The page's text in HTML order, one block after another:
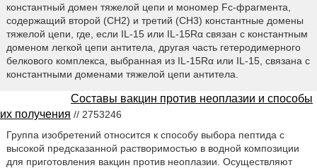
константный домен тяжелой цепи и мономер Fc-фрагмента,
содержащий второй (CH2) и третий (CH3) константные домены
тяжелой цепи, где, если IL-15 или IL-15Rα связан с константным
доменом легкой цепи антитела, другая часть гетеродимерного
белкового комплекса, выбранная из IL-15Rα или IL-15, связана с
константными доменами тяжелой цепи антитела.
Составы вакцин против неоплазии и способы
их получения // 2753246
Группа изобретений относится к способу выбора пептида с
высокой предсказанной растворимостью в водной композиции
для приготовления вакцин против неоплазии. Осуществляют